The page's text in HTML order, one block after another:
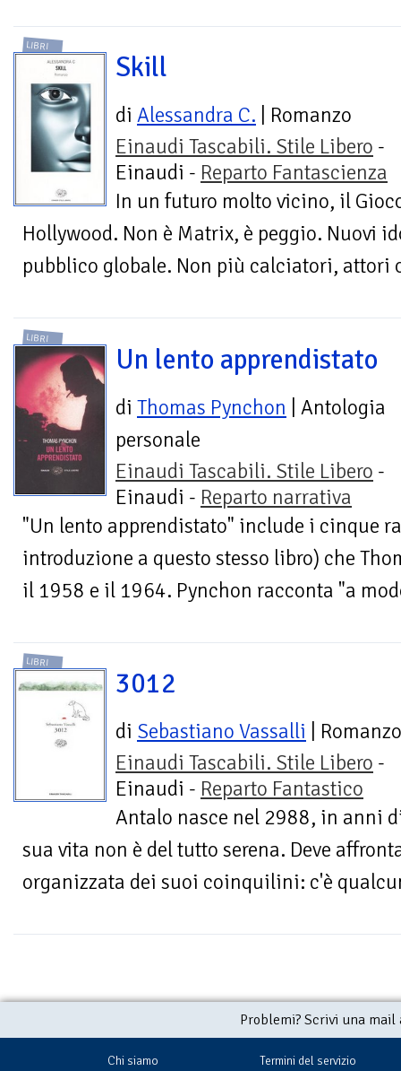
LIBRI
Skill
di Alessandra C. | Romanzo
Einaudi Tascabili. Stile Libero -
Einaudi - Reparto Fantascienza
In un futuro molto vicino, il
Hollywood. Non è Matrix, è peggio. Nuovi
pubblico globale. Non più calciatori, attori
LIBRI
Un lento apprendistato
di Thomas Pynchon | Antologia
personale
Einaudi Tascabili. Stile Libero -
Einaudi - Reparto narrativa
"Un lento apprendistato" include i cinque
introduzione a questo stesso libro) che
il 1958 e il 1964. Pynchon racconta "a
LIBRI
3012
di Sebastiano Vassalli | Romanzo
Einaudi Tascabili. Stile Libero -
Einaudi - Reparto Fantastico
Antalo nasce nel 2988, in anni
sua vita non è del tutto serena. Deve
organizzata dei suoi coinquilini: c'è
Problemi? Scrivi una
Chi siamo
Termini del servizio